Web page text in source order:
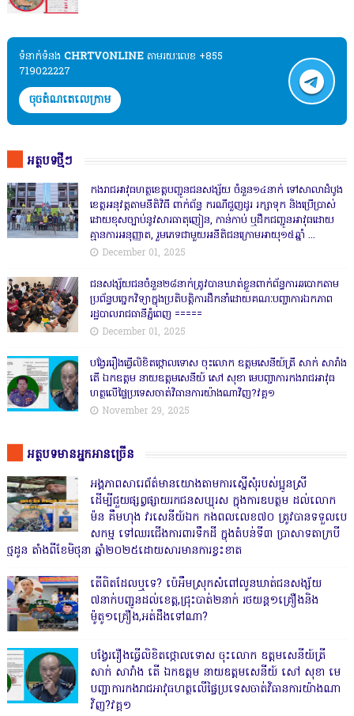
ទំនាក់ទំនង​​ CHRTVONLINE តាមរយៈលេខ +855
719022227
ចុចតំណតេលេក្រាម
អត្ថបទថ្មីៗ
កងរាជឣាវុធហត្ថខេត្តបញ្ជូនជនសង្ស័យ ចំនួន១៤នាក់ ទៅសាលាដំបូង
ខេត្តឣនុវត្តតាមនីតិវិធី ពាក់ព័ន្ធ ករណីជួញដូរ រក្សាទុក និងប្រើប្រាស់
ដោយខុសច្បាប់នូវសារធាតុញៀន, កាន់កាប់ ឬដឹកជញ្ជូនអាវុធដោយ
គ្មានការអនុញ្ញាត, រួមភេទជាមួយអនីតិជនក្រោមអាយុ១៥ឆ្នាំ ...
December 01, 2025
ជនសង្ស័យជនចំនួន២៨នាក់ត្រូវបានឃាត់ខ្លួនពាក់ព័ន្ធការឆបោកតាម
ប្រព័ន្ធបច្ចេកវិទ្យាក្នុងប្រតិបត្តិការដឹកនាំដោយគណៈបញ្ជាការឯកភាព
រដ្ឋបាលរាជធានីភ្នំពេញ ‎=====
December 01, 2025
បង្វែររឿងធ្វើលិខិតថ្កោលទោស ចុះលោក ឧត្តមសេនីយ៍ត្រី សាក់ សារាំង
តើ ឯកឧត្តម នាយឧត្តមសេនីយ៍ សៅ សុខា មេបញ្ជាការកងរាជអាវុធ
ហត្ថលើផ្ទៃប្រទេសចាត់វិធានការយ៉ាងណាវិញ?វគ្គ១
November 29, 2025
អត្ថបទមានអ្នកអានច្រើន
អង្គភាពសារេព័ត៌មានយោងតាមការស្នើសុំរបស់ប្អូនស្រី
ដើម្បីជួយផ្សព្វផ្សាយរកជនសប្បុរស ក្នុងការឧបត្ថម ដល់លោក
ម៉ន គឹមហុង វរសេនីយ៍ឯក កងពលលេខ៧០ ត្រូវបានទទួលបេ
សកម្ម ទៅឈរជើងការពារទឹកដី ក្នុងតំបន់ទី៣ ប្រាសាទតាក្របី
ថ្មដូន តាំងពីខែមិថុនា ឆ្នាំ២០២៥ដោយសារមានការខ្វះខាត
តើពិតដែលឬទេ? ប៉េអឹមស្រុកសំពៅលូនឃាត់ជនសង្ស័យ
៧នាក់បញ្ជូនដល់ខេត្ត,ជ្រុះបាត់២នាក់ រថយន្ត១គ្រឿងនិង
ម៉ូតូ១គ្រឿង,អត់ដឹងទៅណា?
បង្វែររឿងធ្វើលិខិតថ្កោលទោស ចុះលោក ឧត្តមសេនីយ៍ត្រី
សាក់ សារាំង តើ ឯកឧត្តម នាយឧត្តមសេនីយ៍ សៅ សុខា មេ
បញ្ជាការកងរាជអាវុធហត្ថលើផ្ទៃប្រទេសចាត់វិធានការយ៉ាងណា
វិញ?វគ្គ១